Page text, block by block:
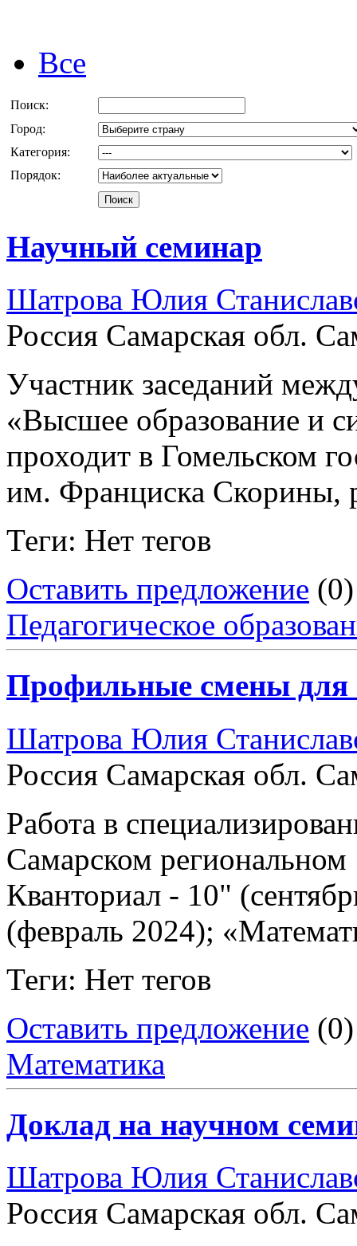
Все
Поиск:
Город:
Категория:
Порядок:
Научный семинар
Шатрова Юлия
Россия Самарская обл.
Участник заседаний
«Высшее образование и
проходит в Гомельском
им. Франциска Скорины,
Теги: Нет тегов
Оставить предложение (0)
Педагогическое
Профильные смены для
Шатрова Юлия
Россия Самарская обл.
Работа в
Самарском
Кванториал - 10"
(февраль 2024);
Теги: Нет тегов
Оставить предложение (0)
Математика
Доклад на научном
Шатрова Юлия
Россия Самарская обл.